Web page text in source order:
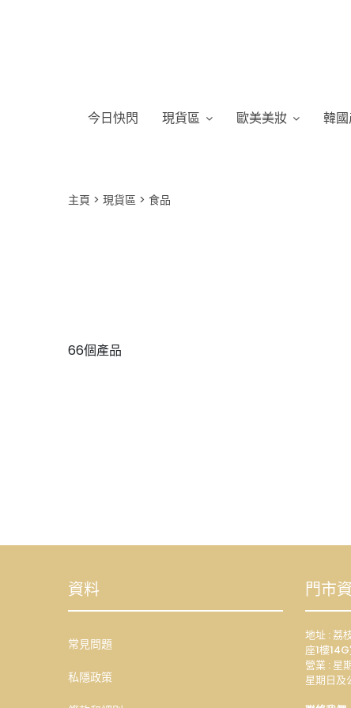
今日快閃 現貨區 歐美美妝 韓
主頁 現貨區 食品
66個產品
資料
常見問題
私隱政策
門市
地址 : 荔
座1樓
營業 : 星
星期日及